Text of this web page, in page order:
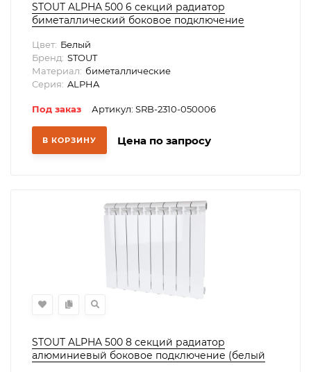
STOUT ALPHA 500 6 секций радиатор
биметаллический боковое подключение
Цвет: Белый
Бренд: STOUT
Материал: биметаллические
Серия: ALPHA
Под заказ Артикул: SRB-2310-050006
В КОРЗИНУ Цена по запросу
STOUT ALPHA 500 8 секций радиатор
алюминиевый боковое подключение (белый